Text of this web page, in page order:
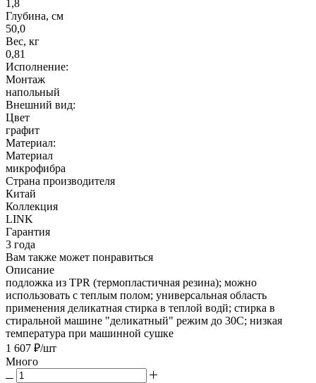
1,8
Глубина, см
50,0
Вес, кг
0,81
Исполнение:
Монтаж
напольный
Внешний вид:
Цвет
графит
Материал:
Материал
микрофибра
Страна производителя
Китай
Коллекция
LINK
Гарантия
3 года
Вам также может понравиться
Описание
подложка из TPR (термопластичная резина); можно
использовать с теплым полом; универсальная область
применения деликатная стирка в теплой водй; стирка в
стиральной машине "деликатный" режим до 30С; низкая
температура при машинной сушке
1 607 ₽/шт
Много